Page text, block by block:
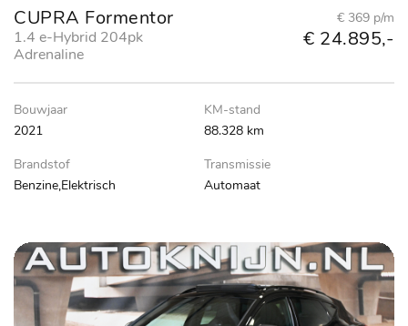
CUPRA Formentor
1.4 e-Hybrid 204pk
Adrenaline
€ 369 p/m
€ 24.895,-
Bouwjaar
2021
KM-stand
88.328 km
Brandstof
Benzine,Elektrisch
Transmissie
Automaat